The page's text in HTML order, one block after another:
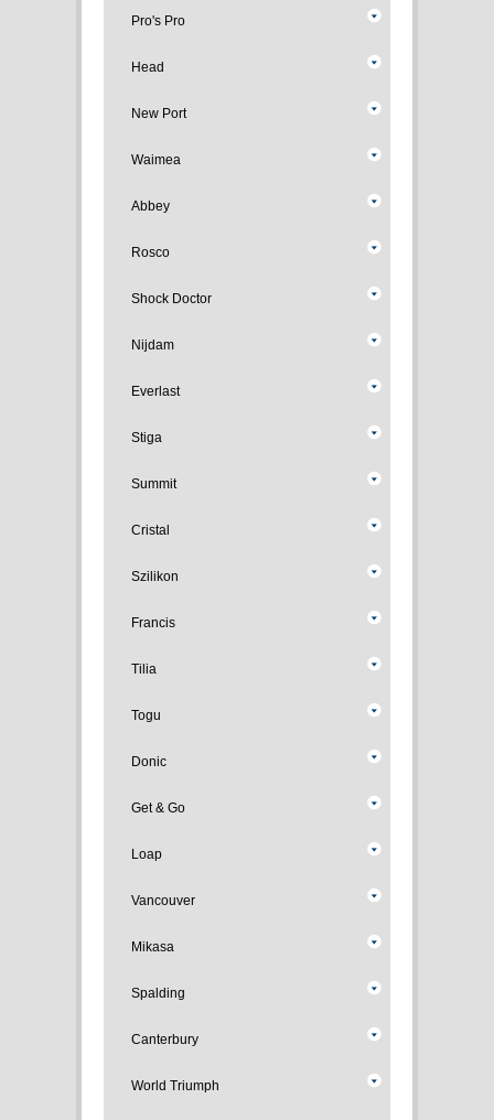
Pro's Pro
Head
New Port
Waimea
Abbey
Rosco
Shock Doctor
Nijdam
Everlast
Stiga
Summit
Cristal
Szilikon
Francis
Tilia
Togu
Donic
Get & Go
Loap
Vancouver
Mikasa
Spalding
Canterbury
World Triumph